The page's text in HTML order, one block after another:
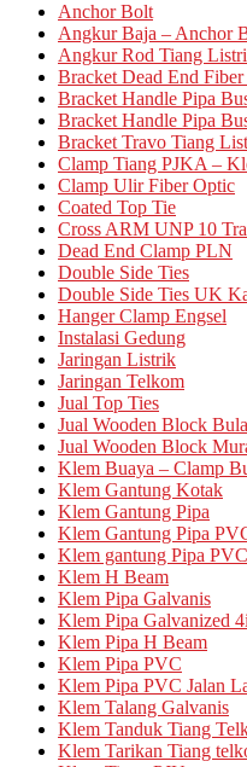
Anchor Bolt
Angkur Baja – Anchor
Angkur Rod Tiang
Bracket Dead End
Bracket Handle Pipa
Bracket Handle Pipa
Bracket Travo Tiang
Clamp Tiang PJKA –
Clamp Ulir Fiber Optic
Coated Top Tie
Cross ARM UNP 10
Dead End Clamp PLN
Double Side Ties
Double Side Ties UK
Hanger Clamp Engsel
Instalasi Gedung
Jaringan Listrik
Jaringan Telkom
Jual Top Ties
Jual Wooden Block
Jual Wooden Block
Klem Buaya – Clamp
Klem Gantung Kotak
Klem Gantung Pipa
Klem Gantung Pipa
Klem gantung Pipa
Klem H Beam
Klem Pipa Galvanis
Klem Pipa Galvanized
Klem Pipa H Beam
Klem Pipa PVC
Klem Pipa PVC Jalan
Klem Talang Galvanis
Klem Tanduk Tiang
Klem Tarikan Tiang